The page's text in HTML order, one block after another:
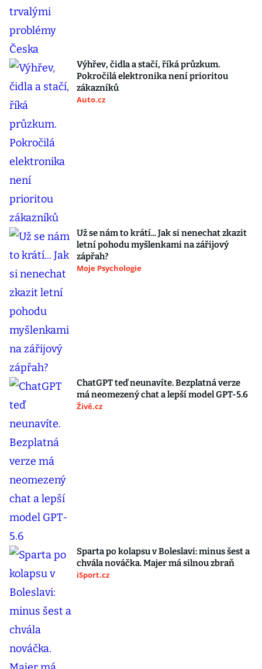
Výhřev, čidla a stačí, říká průzkum.
Pokročilá elektronika není prioritou
zákazníků
Auto.cz
Už se nám to krátí... Jak si nenechat zkazit
letní pohodu myšlenkami na zářijový
zápřah?
Moje Psychologie
ChatGPT teď neunavíte. Bezplatná verze
má neomezený chat a lepší model GPT-5.6
Živě.cz
Sparta po kolapsu v Boleslavi: minus šest a
chvála nováčka. Majer má silnou zbraň
iSport.cz